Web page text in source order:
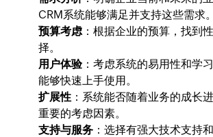
CRM系统能够满足并支持这些需求。
预算考虑：根据企业的预算，找到
择。
用户体验：考虑系统的易用性和学
能够快速上手使用。
扩展性 ：系统能否随着业务的成长
重要的考虑因素。
支持与服务 ：选择有强大技术支持